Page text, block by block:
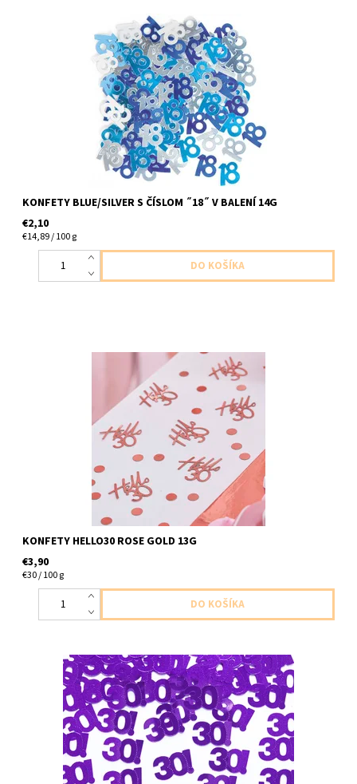
plastove konfety ,,18,, modro strieborne 14,1 g
KONFETY BLUE/SILVER S ČÍSLOM ˝18˝ V BALENÍ 14G
€2,10
€14,89 / 100 g
plastove konfety hallo30 ruzo zlate 13g v baleni
KONFETY HELLO30 ROSE GOLD 13G
€3,90
€30 / 100 g
plastove konfety cislo ,,30,, fialove 15g v baleni